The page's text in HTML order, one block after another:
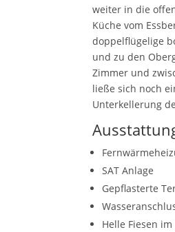
weiter in die
Küche vom
doppelflügelige
und zu den
Zimmer und
ließe sich noch
Unterkellerung
SAT Anlage
Gepflasterte
Helle Fiesen